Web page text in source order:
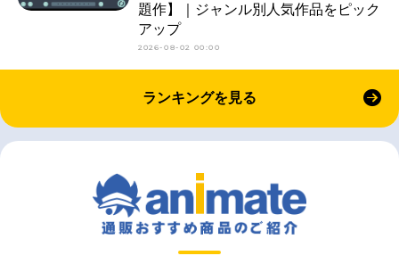
題作】｜ジャンル別人気作品をピック
アップ
2026-08-02 00:00
ランキングを見る